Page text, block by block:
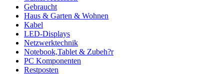
Gebraucht
Haus & Garten & Wohnen
Kabel
LED-Displays
Netzwerktechnik
Notebook,Tablet & Zubeh?r
PC Komponenten
Restposten